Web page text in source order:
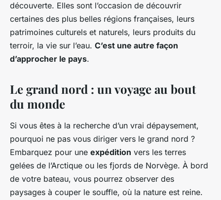
découverte. Elles sont l’occasion de découvrir
certaines des plus belles régions françaises, leurs
patrimoines culturels et naturels, leurs produits du
terroir, la vie sur l’eau. C’est une autre façon
d’approcher le pays.
Le grand nord : un voyage au bout
du monde
Si vous êtes à la recherche d’un vrai dépaysement,
pourquoi ne pas vous diriger vers le grand nord ?
Embarquez pour une expédition vers les terres
gelées de l’Arctique ou les fjords de Norvège. À bord
de votre bateau, vous pourrez observer des
paysages à couper le souffle, où la nature est reine.